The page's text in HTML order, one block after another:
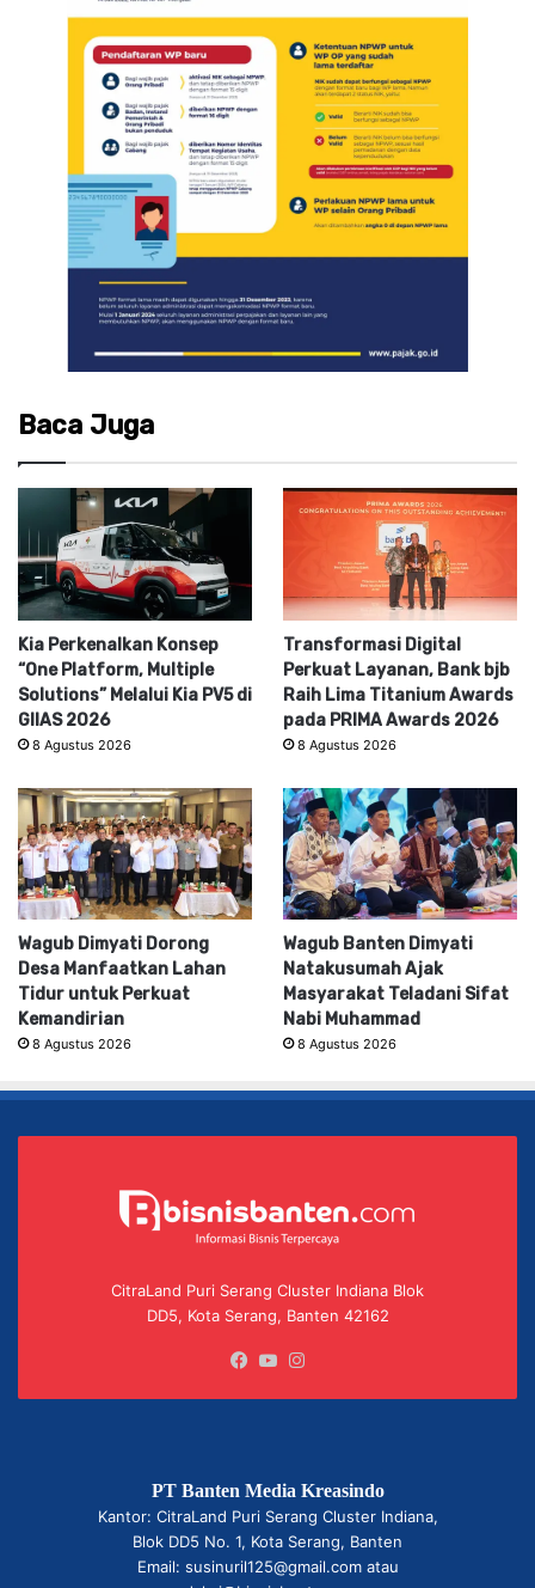
Baca Juga
Kia Perkenalkan Konsep
“One Platform, Multiple
Solutions” Melalui Kia PV5 di
GIIAS 2026
8 Agustus 2026
Transformasi Digital
Perkuat Layanan, Bank bjb
Raih Lima Titanium Awards
pada PRIMA Awards 2026
8 Agustus 2026
Wagub Dimyati Dorong
Desa Manfaatkan Lahan
Tidur untuk Perkuat
Kemandirian
8 Agustus 2026
Wagub Banten Dimyati
Natakusumah Ajak
Masyarakat Teladani Sifat
Nabi Muhammad
8 Agustus 2026
CitraLand Puri Serang Cluster Indiana Blok
DD5, Kota Serang, Banten 42162
Facebook
YouTube
PT Banten Media Kreasindo
Kantor: CitraLand Puri Serang Cluster Indiana,
Blok DD5 No. 1, Kota Serang, Banten
Email: susinuril125@gmail.com atau